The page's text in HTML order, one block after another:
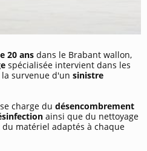
20 ans dans le Brabant wallon,
spécialisée intervient dans les
survenue d'un sinistre
charge du désencombrement
ainsi que du nettoyage
matériel adaptés à chaque